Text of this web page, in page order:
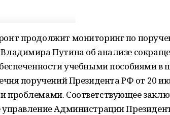
продолжит мониторинг по
Путина об анализе
учебными пособиями в
поручений Президента РФ от 20
проблемами. Соответствующее
управление Администрации